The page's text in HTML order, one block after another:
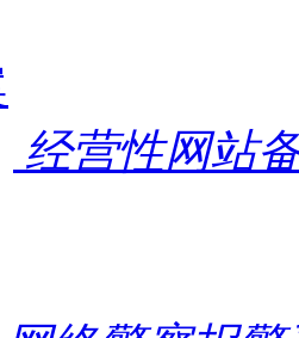
经营性网站